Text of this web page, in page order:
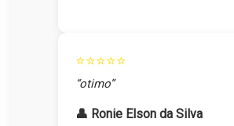
⭐⭐⭐⭐⭐
“otimo”
👤 Ronie Elson da Silva